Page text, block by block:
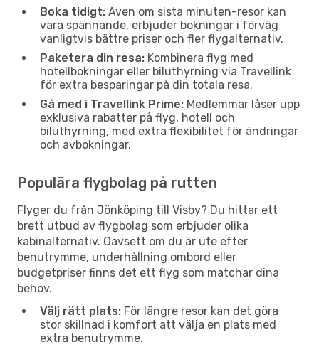
Boka tidigt: Även om sista minuten-resor kan
vara spännande, erbjuder bokningar i förväg
vanligtvis bättre priser och fler flygalternativ.
Paketera din resa: Kombinera flyg med
hotellbokningar eller biluthyrning via Travellink
för extra besparingar på din totala resa.
Gå med i Travellink Prime: Medlemmar låser upp
exklusiva rabatter på flyg, hotell och
biluthyrning, med extra flexibilitet för ändringar
och avbokningar.
Populära flygbolag på rutten
Flyger du från Jönköping till Visby? Du hittar ett
brett utbud av flygbolag som erbjuder olika
kabinalternativ. Oavsett om du är ute efter
benutrymme, underhållning ombord eller
budgetpriser finns det ett flyg som matchar dina
behov.
Välj rätt plats: För längre resor kan det göra
stor skillnad i komfort att välja en plats med
extra benutrymme.